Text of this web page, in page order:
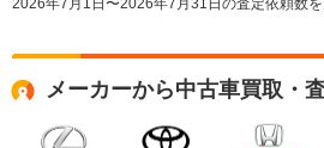
2026年7月1日〜2026年7月31日の査定依頼数を
メーカーから中古車買取・